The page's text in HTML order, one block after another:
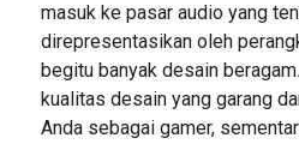
masuk ke pasar audio yang
direpresentasikan oleh
begitu banyak desain
kualitas desain yang garang
Anda sebagai gamer,